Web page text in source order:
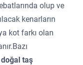
olup ve
kenarların
kot farkı olan
doğal taş